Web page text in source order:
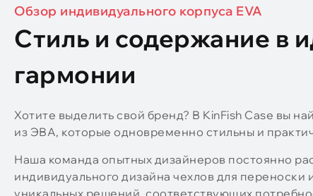
Обзор индивидуального корпуса EVA
Стиль и содержание в
гармонии
Хотите выделить свой бренд? В KinFish Case вы
из ЭВА, которые одновременно стильны и
Наша команда опытных дизайнеров постоянно
индивидуального дизайна чехлов для переноски
уникальных решений, соответствующих